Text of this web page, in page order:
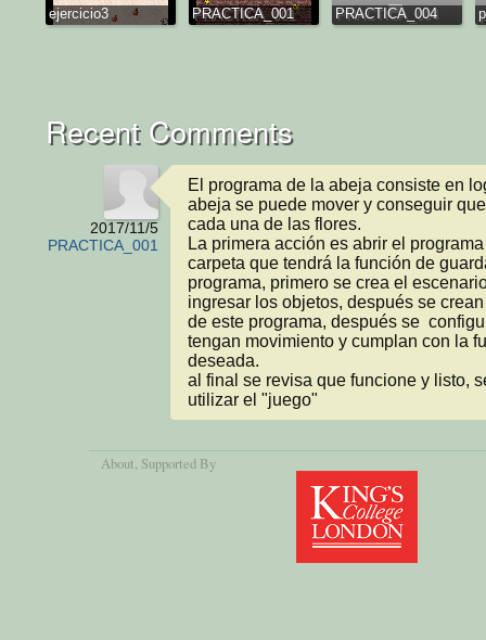
ejercicio3 PRACTICA_001 PRACTICA_004
Recent Comments
2017/11/5
PRACTICA_001
El programa de la abeja consiste en
abeja se puede mover y conseguir
cada una de las flores.
La primera acción es abrir el
carpeta que tendrá la función de
programa, primero se crea el
ingresar los objetos, después se
de este programa, después se
tengan movimiento y cumplan con la
deseada.
al final se revisa que funcione y listo,
utilizar el "juego"
About, Supported By